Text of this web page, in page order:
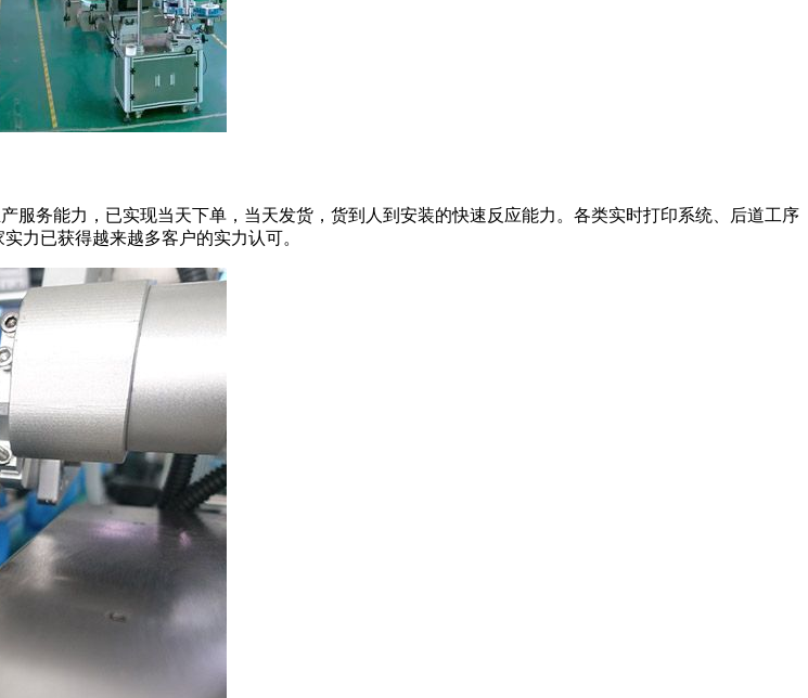
服务能力，已实现当天下单，当天发货，货到人到安装的快速反应能力。各类实时打印系统、后道工序
力已获得越来越多客户的实力认可。